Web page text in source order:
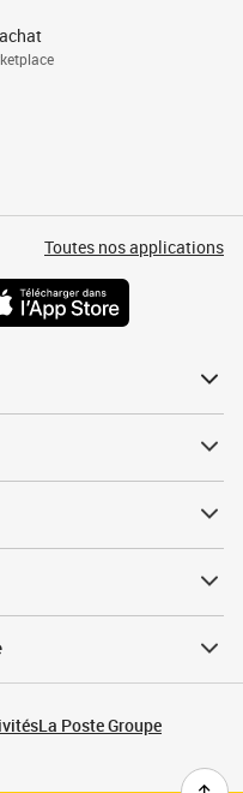
Toutes nos applications
La Poste Groupe